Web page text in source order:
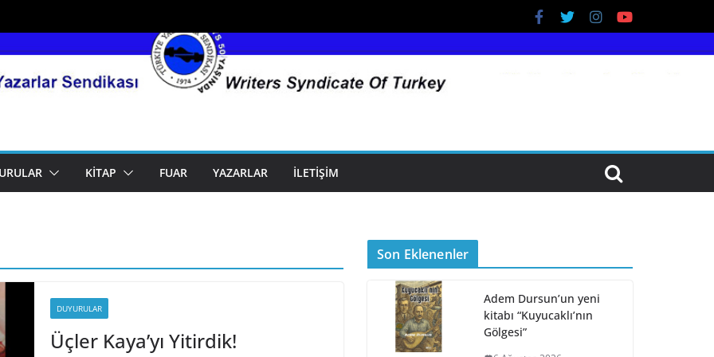
KITAP FUAR YAZARLAR İLETIŞIM
DUYURULAR
Üçler Kaya’yı Yitirdik!
Son Eklenenler
Adem Dursun’un yeni
kitabı “Kuyucaklı’nın
Gölgesi”